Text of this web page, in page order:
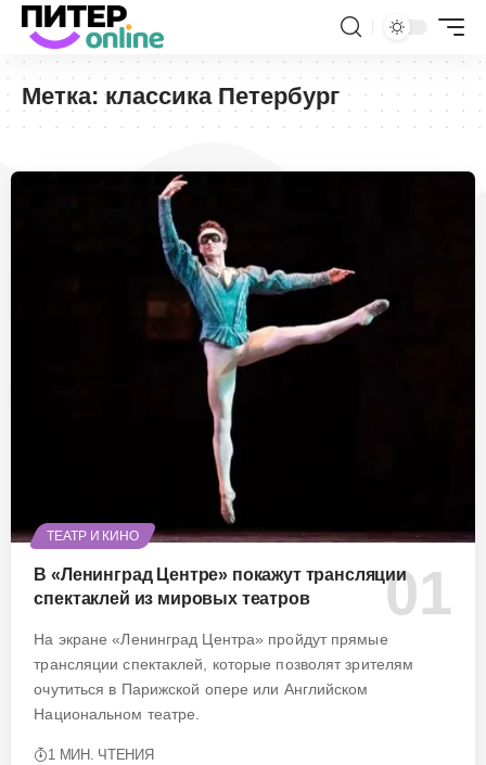
Метка:классика Петербург
ТЕАТР И КИНО
В «Ленинград Центре» покажут трансляции
спектаклей из мировых театров
На экране «Ленинград Центра» пройдут прямые
трансляции спектаклей, которые позволят зрителям
очутиться в Парижской опере или Английском
Национальном театре.
1 МИН. ЧТЕНИЯ